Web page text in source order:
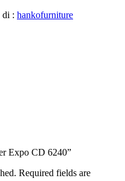
di : hankofurniture
Expo CD 6240”
Required fields are